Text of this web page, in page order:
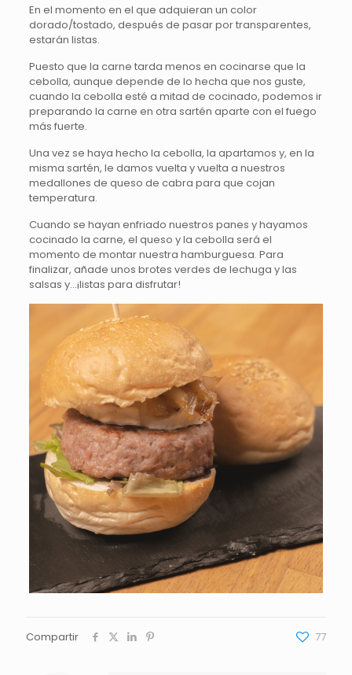
En el momento en el que adquieran un color
dorado/tostado, después de pasar por transparentes,
estarán listas.
Puesto que la carne tarda menos en cocinarse que la
cebolla, aunque depende de lo hecha que nos guste,
cuando la cebolla esté a mitad de cocinado, podemos ir
preparando la carne en otra sartén aparte con el fuego
más fuerte.
Una vez se haya hecho la cebolla, la apartamos y, en la
misma sartén, le damos vuelta y vuelta a nuestros
medallones de queso de cabra para que cojan
temperatura.
Cuando se hayan enfriado nuestros panes y hayamos
cocinado la carne, el queso y la cebolla será el
momento de montar nuestra hamburguesa. Para
finalizar, añade unos brotes verdes de lechuga y las
salsas y…¡listas para disfrutar!
Compartir 77